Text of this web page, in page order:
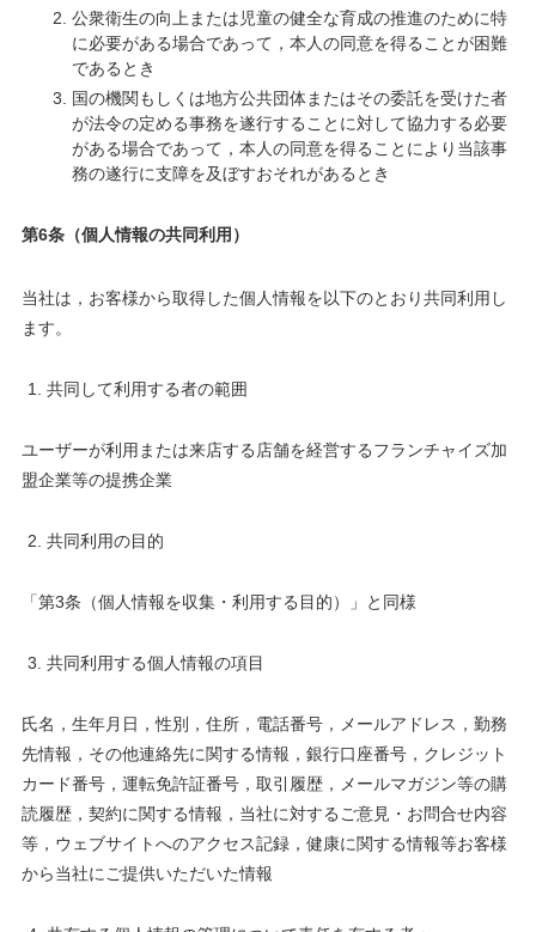
公衆衛生の向上または児童の健全な育成の推進のために特
に必要がある場合であって，本人の同意を得ることが困難
であるとき
国の機関もしくは地方公共団体またはその委託を受けた者
が法令の定める事務を遂行することに対して協力する必要
がある場合であって，本人の同意を得ることにより当該事
務の遂行に支障を及ぼすおそれがあるとき
第6条（個人情報の共同利用）
当社は，お客様から取得した個人情報を以下のとおり共同利用し
ます。
共同して利用する者の範囲
ユーザーが利用または来店する店舗を経営するフランチャイズ加
盟企業等の提携企業
共同利用の目的
「第3条（個人情報を収集・利用する目的）」と同様
共同利用する個人情報の項目
氏名，生年月日，性別，住所，電話番号，メールアドレス，勤務
先情報，その他連絡先に関する情報，銀行口座番号，クレジット
カード番号，運転免許証番号，取引履歴，メールマガジン等の購
読履歴，契約に関する情報，当社に対するご意見・お問合せ内容
等，ウェブサイトへのアクセス記録，健康に関する情報等お客様
から当社にご提供いただいた情報